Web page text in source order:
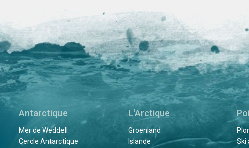
Antarctique
Mer de Weddell
Cercle Antarctique
L'Arctique
Groenland
Islande
Ski